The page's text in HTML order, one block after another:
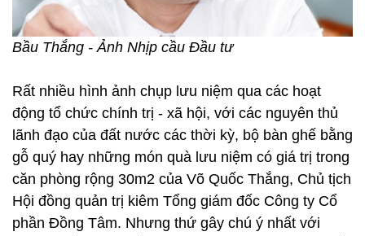
Bầu Thắng - Ảnh Nhịp cầu Đầu tư
Rất nhiều hình ảnh chụp lưu niệm qua các hoạt
động tổ chức chính trị - xã hội, với các nguyên thủ
lãnh đạo của đất nước các thời kỳ, bộ bàn ghế bằng
gỗ quý hay những món quà lưu niệm có giá trị trong
căn phòng rộng 30m2 của Võ Quốc Thắng, Chủ tịch
Hội đồng quản trị kiêm Tổng giám đốc Công ty Cổ
phần Đồng Tâm. Nhưng thứ gây chú ý nhất với